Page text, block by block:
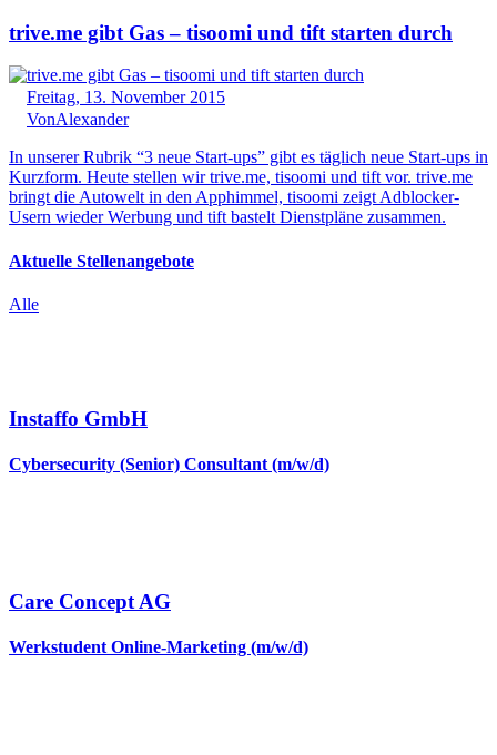
trive.me gibt Gas – tisoomi und tift starten durch
Freitag, 13. November 2015
VonAlexander
In unserer Rubrik “3 neue Start-ups” gibt es täglich neue Start-ups in
Kurzform. Heute stellen wir trive.me, tisoomi und tift vor. trive.me
bringt die Autowelt in den Apphimmel, tisoomi zeigt Adblocker-
Usern wieder Werbung und tift bastelt Dienstpläne zusammen.
Aktuelle Stellenangebote
Alle
Instaffo GmbH
Cybersecurity (Senior) Consultant (m/w/d)
Care Concept AG
Werkstudent Online-Marketing (m/w/d)